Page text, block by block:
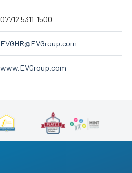
07712 5311-1500
EVGHR@EVGroup.com
www.EVGroup.com